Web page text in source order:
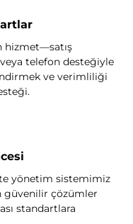
hizmet—satış
telefon desteğiyle
ve verimliliği
yönetim sistemimiz
güvenilir çözümler
standartlara